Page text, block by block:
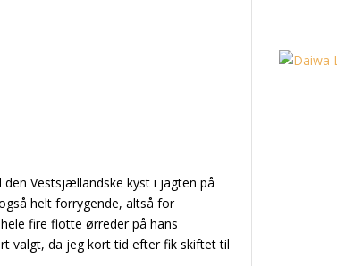
Vestsjællandske kyst i jagten på
helt forrygende, altså for
fire flotte ørreder på hans
valgt, da jeg kort tid efter fik skiftet til